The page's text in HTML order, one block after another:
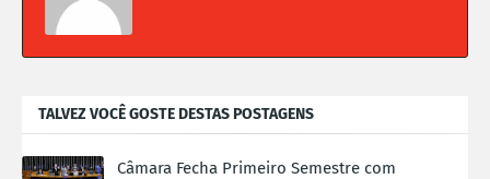
TALVEZ VOCÊ GOSTE DESTAS POSTAGENS
Câmara Fecha Primeiro Semestre com